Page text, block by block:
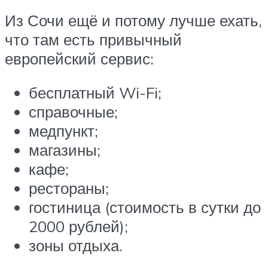
Из Сочи ещё и потому лучше ехать,
что там есть привычный
европейский сервис:
бесплатный Wi-Fi;
справочные;
медпункт;
магазины;
кафе;
рестораны;
гостиница (стоимость в сутки до
2000 рублей);
зоны отдыха.